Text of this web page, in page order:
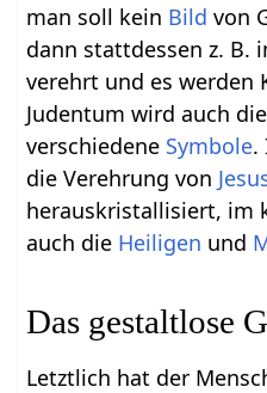
man soll kein Bild von
dann stattdessen z. B.
verehrt und es werden
Judentum wird auch
verschiedene Symbole.
die Verehrung von
herauskristallisiert, im
auch die Heiligen und
Das gestaltlose
Letztlich hat der